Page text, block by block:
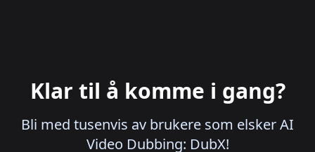
Klar til å komme i gang?
Bli med tusenvis av brukere som elsker AI
Video Dubbing: DubX!